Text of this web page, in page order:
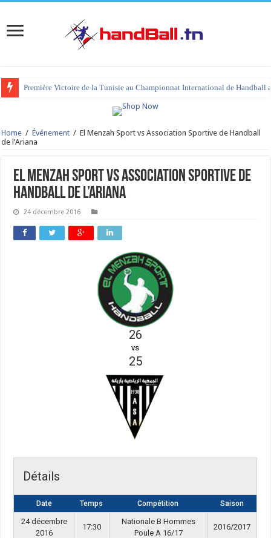
Première Victoire de la Tunisie au Championnat International de Handball
Home / Événement / El Menzah Sport vs Association Sportive de Handball
de l’Ariana
El Menzah Sport vs Association Sportive de
Handball de l’Ariana
24 décembre 2016
26
vs
25
Détails
Date Temps Compétition Saison
24 décembre
2016
17:30
Nationale B Hommes
Poule A 16/17
2016/2017